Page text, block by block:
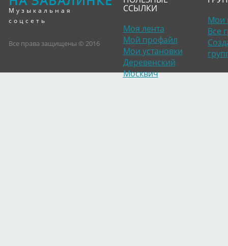
Музыкальная
соцсеть
Все права защищены © 2016
ССЫЛКИ
Моя лента
Мой профайл
Мои установки
Деревенский
Москвич
Мои
Все